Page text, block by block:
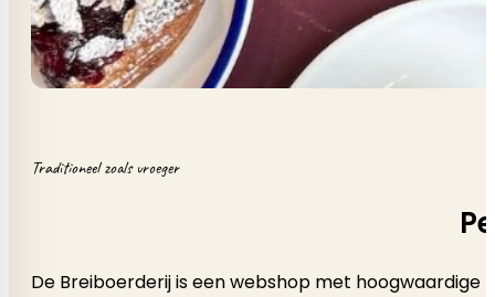
Traditioneel zoals vroeger
De Breiboerderij is een webshop met